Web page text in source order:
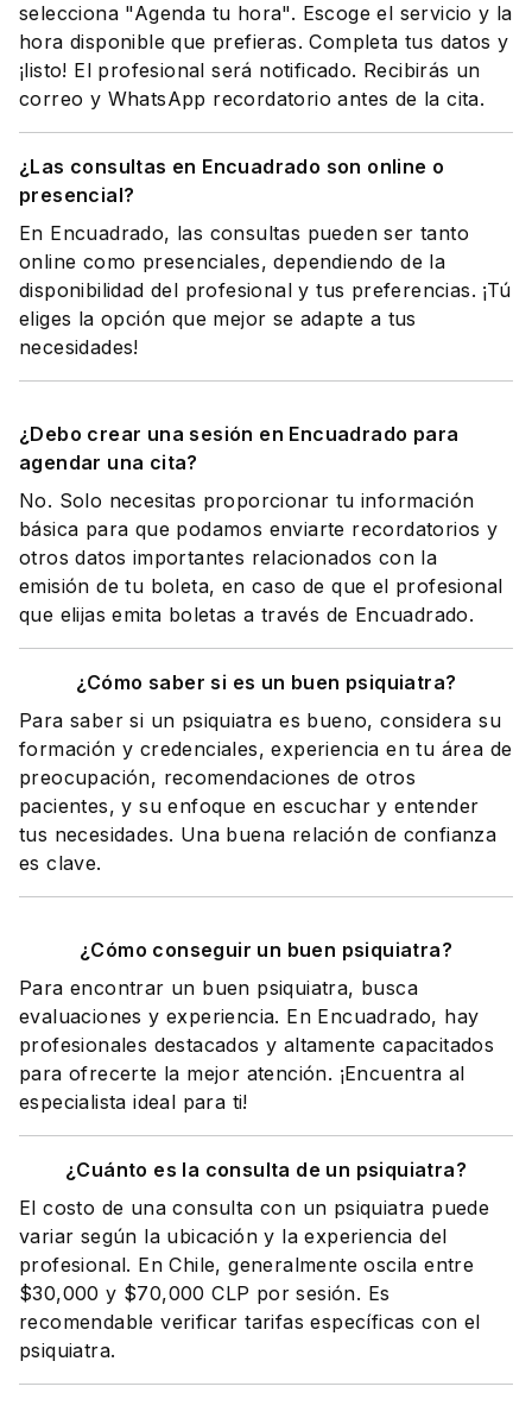
selecciona "Agenda tu hora". Escoge el servicio y la
hora disponible que prefieras. Completa tus datos y
¡listo! El profesional será notificado. Recibirás un
correo y WhatsApp recordatorio antes de la cita.
¿Las consultas en Encuadrado son online o
presencial?
En Encuadrado, las consultas pueden ser tanto
online como presenciales, dependiendo de la
disponibilidad del profesional y tus preferencias. ¡Tú
eliges la opción que mejor se adapte a tus
necesidades!
¿Debo crear una sesión en Encuadrado para
agendar una cita?
No. Solo necesitas proporcionar tu información
básica para que podamos enviarte recordatorios y
otros datos importantes relacionados con la
emisión de tu boleta, en caso de que el profesional
que elijas emita boletas a través de Encuadrado.
¿Cómo saber si es un buen psiquiatra?
Para saber si un psiquiatra es bueno, considera su
formación y credenciales, experiencia en tu área de
preocupación, recomendaciones de otros
pacientes, y su enfoque en escuchar y entender
tus necesidades. Una buena relación de confianza
es clave.
¿Cómo conseguir un buen psiquiatra?
Para encontrar un buen psiquiatra, busca
evaluaciones y experiencia. En Encuadrado, hay
profesionales destacados y altamente capacitados
para ofrecerte la mejor atención. ¡Encuentra al
especialista ideal para ti!
¿Cuánto es la consulta de un psiquiatra?
El costo de una consulta con un psiquiatra puede
variar según la ubicación y la experiencia del
profesional. En Chile, generalmente oscila entre
$30,000 y $70,000 CLP por sesión. Es
recomendable verificar tarifas específicas con el
psiquiatra.